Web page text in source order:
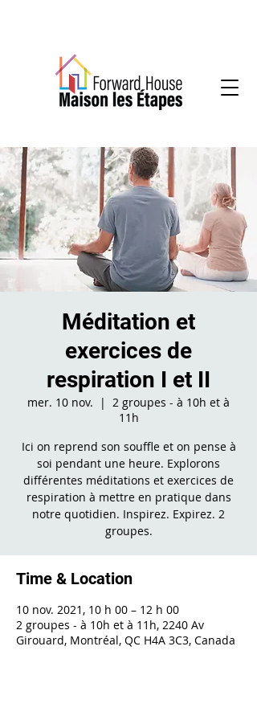
Méditation et
exercices de
respiration I et II
mer. 10 nov.
  |
2 groupes - à 10h et à
11h
Ici on reprend son souffle et on pense à
soi pendant une heure. Explorons
différentes méditations et exercices de
respiration à mettre en pratique dans
notre quotidien. Inspirez. Expirez. 2
groupes.
Time & Location
10 nov. 2021, 10 h 00 – 12 h 00
2 groupes - à 10h et à 11h, 2240 Av
Girouard, Montréal, QC H4A 3C3, Canada